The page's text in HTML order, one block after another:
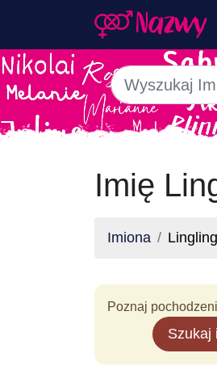
Imię
Imiona Lingling
Poznaj
Szukaj